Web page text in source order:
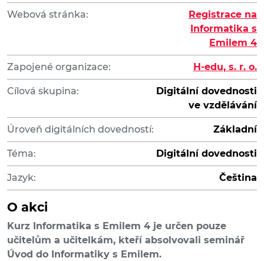
Webová stránka:
Registrace na
Informatika s
Emilem 4
Zapojené organizace: H-edu, s. r. o.
Cílová skupina:
Digitální dovednosti
ve vzdělávání
Úroveň digitálních dovedností: Základní
Téma: Digitální dovednosti
Jazyk: Čeština
O akci
Kurz Informatika s Emilem 4 je určen pouze
učitelům a učitelkám, kteří absolvovali seminář
Úvod do Informatiky s Emilem.